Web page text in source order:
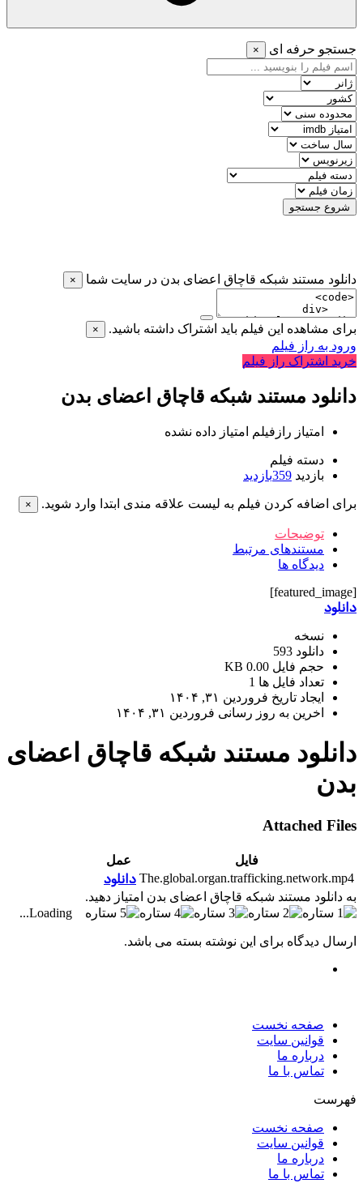
جستجو حرفه ای ×
شروع جستجو
دانلود مستند شبکه قاچاق اعضای بدن در سایت شما ×
برای مشاهده این فیلم باید اشتراک داشته باشید. ×
ورود به راز فیلم
خرید اشتراک راز فیلم
دانلود مستند شبکه قاچاق اعضای بدن
امتیاز رازفیلم امتیاز داده نشده
دسته فیلم
بازدید 359بازدید
برای اضافه کردن فیلم به لیست علاقه مندی ابتدا وارد شوید. ×
توضیحات
مستندهای مرتبط
دیدگاه ها
[featured_image]
دانلود
نسخه
دانلود 593
حجم فایل 0.00 KB
تعداد فایل ها 1
ایجاد تاریخ فروردین ۳۱, ۱۴۰۴
اخرین به روز رسانی فروردین ۳۱, ۱۴۰۴
دانلود مستند شبکه قاچاق اعضای
بدن
Attached Files
فایل
عمل
The.global.organ.trafficking.network.mp4 دانلود
به دانلود مستند شبکه قاچاق اعضای بدن امتیاز دهید.
Loading...
ارسال دیدگاه برای این نوشته بسته می باشد.
صفحه نخست
قوانین سایت
درباره ما
تماس با ما
فهرست
صفحه نخست
قوانین سایت
درباره ما
تماس با ما